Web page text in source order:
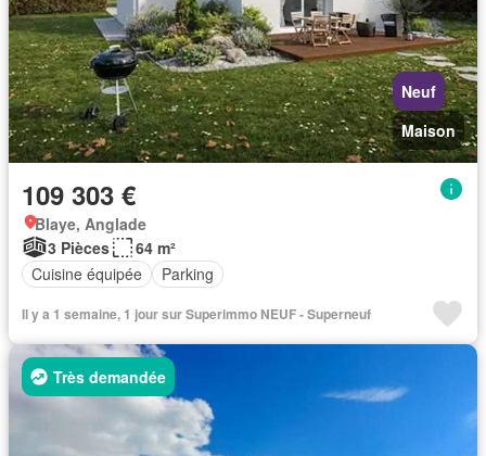
Neuf
Maison
109 303 €
Blaye, Anglade
3 Pièces
64 m²
Cuisine équipée
Parking
Il y a 1 semaine, 1 jour sur Superimmo NEUF - Superneuf
Très demandée